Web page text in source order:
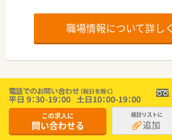
職場情報について詳し
この求人に
問い合わせる
検討リストに
追加